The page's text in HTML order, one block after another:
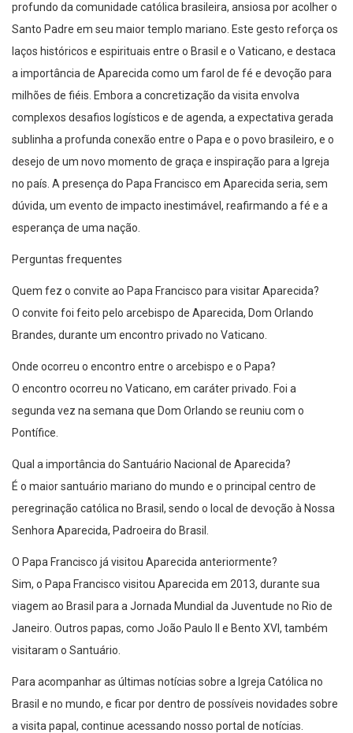
profundo da comunidade católica brasileira, ansiosa por acolher o
Santo Padre em seu maior templo mariano. Este gesto reforça os
laços históricos e espirituais entre o Brasil e o Vaticano, e destaca
a importância de Aparecida como um farol de fé e devoção para
milhões de fiéis. Embora a concretização da visita envolva
complexos desafios logísticos e de agenda, a expectativa gerada
sublinha a profunda conexão entre o Papa e o povo brasileiro, e o
desejo de um novo momento de graça e inspiração para a Igreja
no país. A presença do Papa Francisco em Aparecida seria, sem
dúvida, um evento de impacto inestimável, reafirmando a fé e a
esperança de uma nação.
Perguntas frequentes
Quem fez o convite ao Papa Francisco para visitar Aparecida?
O convite foi feito pelo arcebispo de Aparecida, Dom Orlando
Brandes, durante um encontro privado no Vaticano.
Onde ocorreu o encontro entre o arcebispo e o Papa?
O encontro ocorreu no Vaticano, em caráter privado. Foi a
segunda vez na semana que Dom Orlando se reuniu com o
Pontífice.
Qual a importância do Santuário Nacional de Aparecida?
É o maior santuário mariano do mundo e o principal centro de
peregrinação católica no Brasil, sendo o local de devoção à Nossa
Senhora Aparecida, Padroeira do Brasil.
O Papa Francisco já visitou Aparecida anteriormente?
Sim, o Papa Francisco visitou Aparecida em 2013, durante sua
viagem ao Brasil para a Jornada Mundial da Juventude no Rio de
Janeiro. Outros papas, como João Paulo II e Bento XVI, também
visitaram o Santuário.
Para acompanhar as últimas notícias sobre a Igreja Católica no
Brasil e no mundo, e ficar por dentro de possíveis novidades sobre
a visita papal, continue acessando nosso portal de notícias.